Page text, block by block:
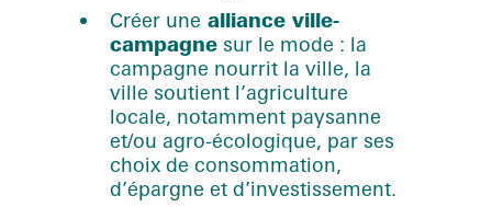
Créer une alliance ville-
campagne sur le mode : la
campagne nourrit la ville, la
ville soutient l’agriculture
locale, notamment paysanne
et/ou agro-écologique, par ses
choix de consommation,
d’épargne et d’investissement.